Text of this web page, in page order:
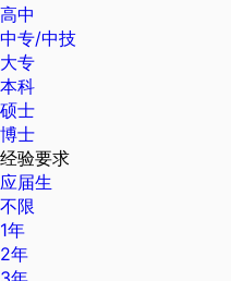
高中
中专/中技
大专
本科
硕士
博士
经验要求
应届生
不限
1年
2年